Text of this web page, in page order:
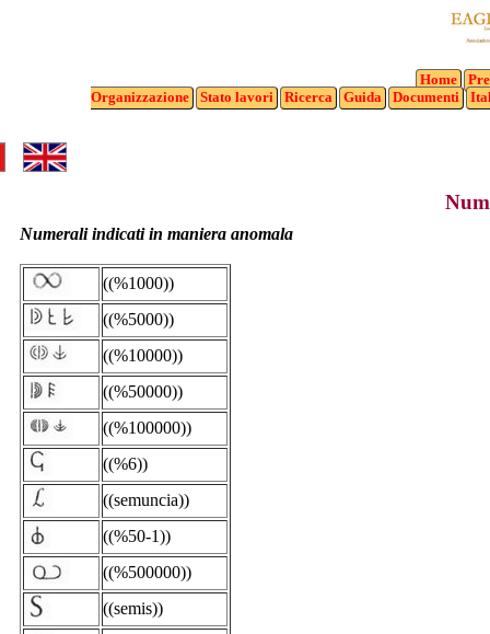
Home
Organizzazione
Stato lavori Ricerca Guida Documenti
Numerali indicati in maniera anomala
((%1000))
((%5000))
((%10000))
((%50000))
((%100000))
((%6))
((semuncia))
((%50-1))
((%500000))
((semis))